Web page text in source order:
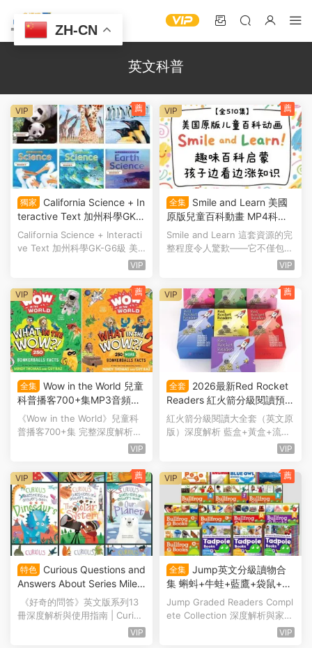
英文科普
獨家
California Science + In
teractive Text 加州科學GK-G
6級 美國加州幼兒園小學科學
教材全面深度解析 附使用建
California Science + Interacti
ve Text 加州科學GK-G6級 美
VIP
VIP 薦
全集
Smile and Learn 美國
原版兒童百科動畫 MP4科普
視頻+PDF電子版台詞繪本
+配套MP3音頻 百度雲網盤下
Smile and Learn 這套資源的完
整程度令人驚歎——它不僅包含
VIP
VIP 薦
全集 Wow in the World 兒童
科普播客700+集MP3音頻完
整深度解析與使用指南 用情
景喜劇方式打開科學大門 百
《Wow in the World》兒童科
普播客700+集 完整深度解析與
VIP
VIP 薦
全套
2026最新Red Rocket
Readers 紅火箭分級閱讀預備
級藍盒+進階級黃盒+流暢級P
DF繪本+音頻+練習冊+外教
精講視頻+打卡表 百度雲網盤
紅火箭分級閱讀大全套（英文原
版）深度解析 藍盒+黃盒+流暢
VIP
VIP 薦
特色
Curious Questions and
Answers About Series Miles
Kelly《好奇的問答》英文版系
列全13冊深度解析 PDF電子
《好奇的問答》英文版系列13
冊深度解析與使用指南 | Curiou
VIP
VIP 薦
全集 Jump英文分級讀物合
集 蝌蚪+牛蛙+藍鷹+袋鼠+探
索樂器+閱讀小分級系列PDF
電子版+MP3伴讀音頻 百度雲
Jump Graded Readers Compl
ete Collection 深度解析與家庭
VIP
VIP 薦
ZH-CN